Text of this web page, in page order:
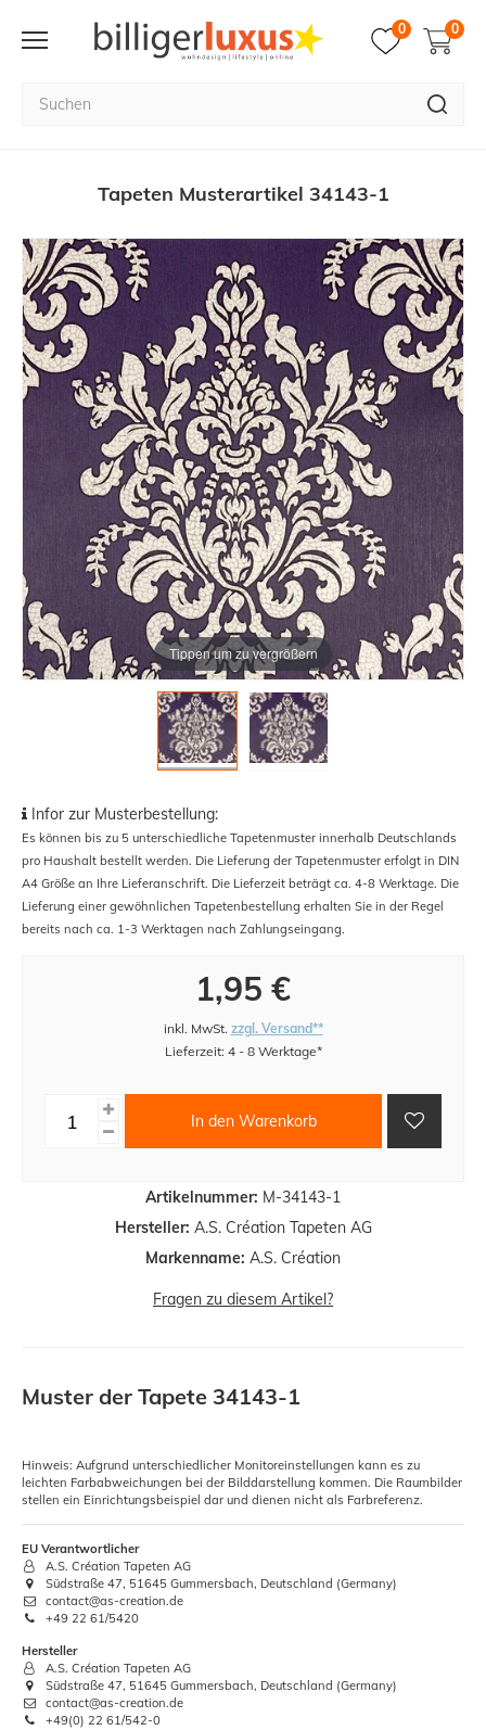
0 0
Tapeten Musterartikel 34143-1
Tippen um zu vergrößern
Artikelnummer: M-34143-1
Hersteller: A.S. Création Tapeten AG
Markenname: A.S. Création
Infor zur Musterbestellung:
Es können bis zu 5 unterschiedliche Tapetenmuster innerhalb Deutschlands
pro Haushalt bestellt werden. Die Lieferung der Tapetenmuster erfolgt in DIN
A4 Größe an Ihre Lieferanschrift. Die Lieferzeit beträgt ca. 4-8 Werktage. Die
Lieferung einer gewöhnlichen Tapetenbestellung erhalten Sie in der Regel
bereits nach ca. 1-3 Werktagen nach Zahlungseingang.
1,95 €
inkl. MwSt. zzgl. Versand**
Lieferzeit: 4 - 8 Werktage*
In den Warenkorb
Fragen zu diesem Artikel?
Muster der Tapete 34143-1
Hinweis: Aufgrund unterschiedlicher Monitoreinstellungen kann es zu
leichten Farbabweichungen bei der Bilddarstellung kommen. Die Raumbilder
stellen ein Einrichtungsbeispiel dar und dienen nicht als Farbreferenz.
EU Verantwortlicher
A.S. Création Tapeten AG
Südstraße 47, 51645 Gummersbach, Deutschland (Germany)
contact@as-creation.de
+49 22 61/5420
Hersteller
A.S. Création Tapeten AG
Südstraße 47, 51645 Gummersbach, Deutschland (Germany)
contact@as-creation.de
+49(0) 22 61/542-0